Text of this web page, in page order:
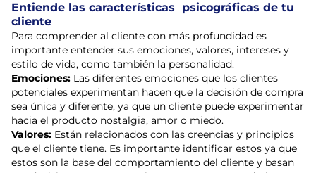
Entiende las características psicográficas de tu
cliente
Para comprender al cliente con más profundidad es
importante entender sus emociones, valores, intereses y
estilo de vida, como también la personalidad.
Emociones: Las diferentes emociones que los clientes
potenciales experimentan hacen que la decisión de compra
sea única y diferente, ya que un cliente puede experimentar
hacia el producto nostalgia, amor o miedo.
Valores: Están relacionados con las creencias y principios
que el cliente tiene. Es importante identificar estos ya que
estos son la base del comportamiento del cliente y basan